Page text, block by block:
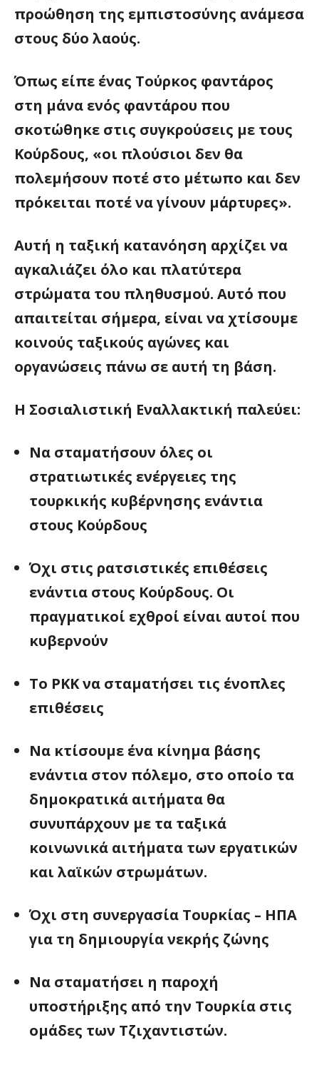
προώθηση της εμπιστοσύνης ανάμεσα
στους δύο λαούς.
Όπως είπε ένας Τούρκος φαντάρος
στη μάνα ενός φαντάρου που
σκοτώθηκε στις συγκρούσεις με τους
Κούρδους, «οι πλούσιοι δεν θα
πολεμήσουν ποτέ στο μέτωπο και δεν
πρόκειται ποτέ να γίνουν μάρτυρες».
Αυτή η ταξική κατανόηση αρχίζει να
αγκαλιάζει όλο και πλατύτερα
στρώματα του πληθυσμού. Αυτό που
απαιτείται σήμερα, είναι να χτίσουμε
κοινούς ταξικούς αγώνες και
οργανώσεις πάνω σε αυτή τη βάση.
Η Σοσιαλιστική Εναλλακτική παλεύει:
Να σταματήσουν όλες οι
στρατιωτικές ενέργειες της
τουρκικής κυβέρνησης ενάντια
στους Κούρδους
Όχι στις ρατσιστικές επιθέσεις
ενάντια στους Κούρδους. Οι
πραγματικοί εχθροί είναι αυτοί που
κυβερνούν
Το PKKνα σταματήσει τις ένοπλες
επιθέσεις
Να κτίσουμε ένα κίνημα βάσης
ενάντια στον πόλεμο, στο οποίο τα
δημοκρατικά αιτήματα θα
συνυπάρχουν με τα ταξικά
κοινωνικά αιτήματα των εργατικών
και λαϊκών στρωμάτων.
Όχι στη συνεργασία Τουρκίας – ΗΠΑ
για τη δημιουργία νεκρής ζώνης
Να σταματήσει η παροχή
υποστήριξης από την Τουρκία στις
ομάδες των Τζιχαντιστών.